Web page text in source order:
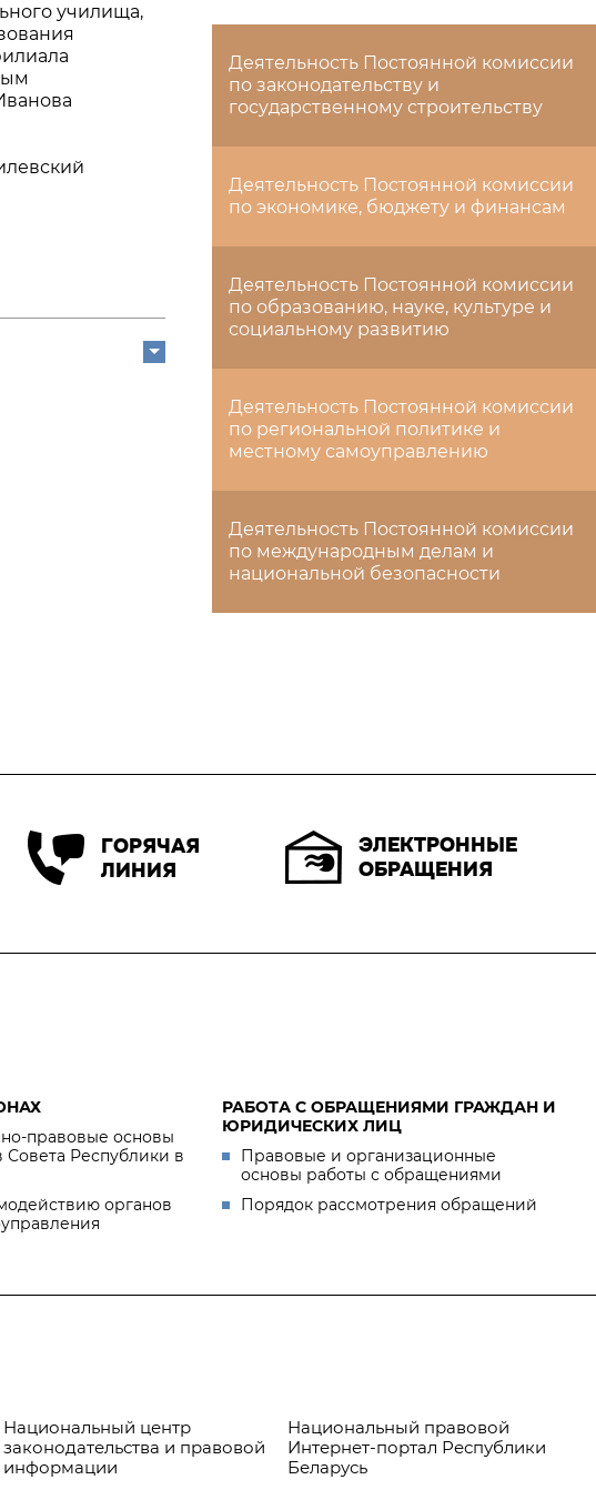
училища,
Деятельность Постоянной комиссии
по законодательству и
государственному строительству
Деятельность Постоянной комиссии
по экономике, бюджету и финансам
Деятельность Постоянной комиссии
по образованию, науке, культуре и
социальному развитию
Деятельность Постоянной комиссии
по региональной политике и
местному самоуправлению
Деятельность Постоянной комиссии
по международным делам и
национальной безопасности
ГОРЯЧАЯ
ЛИНИЯ
ЭЛЕКТРОННЫЕ
ОБРАЩЕНИЯ
правовые основы
Совета Республики в
органов
РАБОТА С ОБРАЩЕНИЯМИ ГРАЖДАН И
ЮРИДИЧЕСКИХ ЛИЦ
Правовые и организационные
основы работы с обращениями
Порядок рассмотрения обращений
Национальный центр
законодательства и правовой
информации
Национальный правовой
Интернет-портал Республики
Беларусь